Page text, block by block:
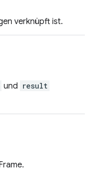
verknüpft ist.
und result